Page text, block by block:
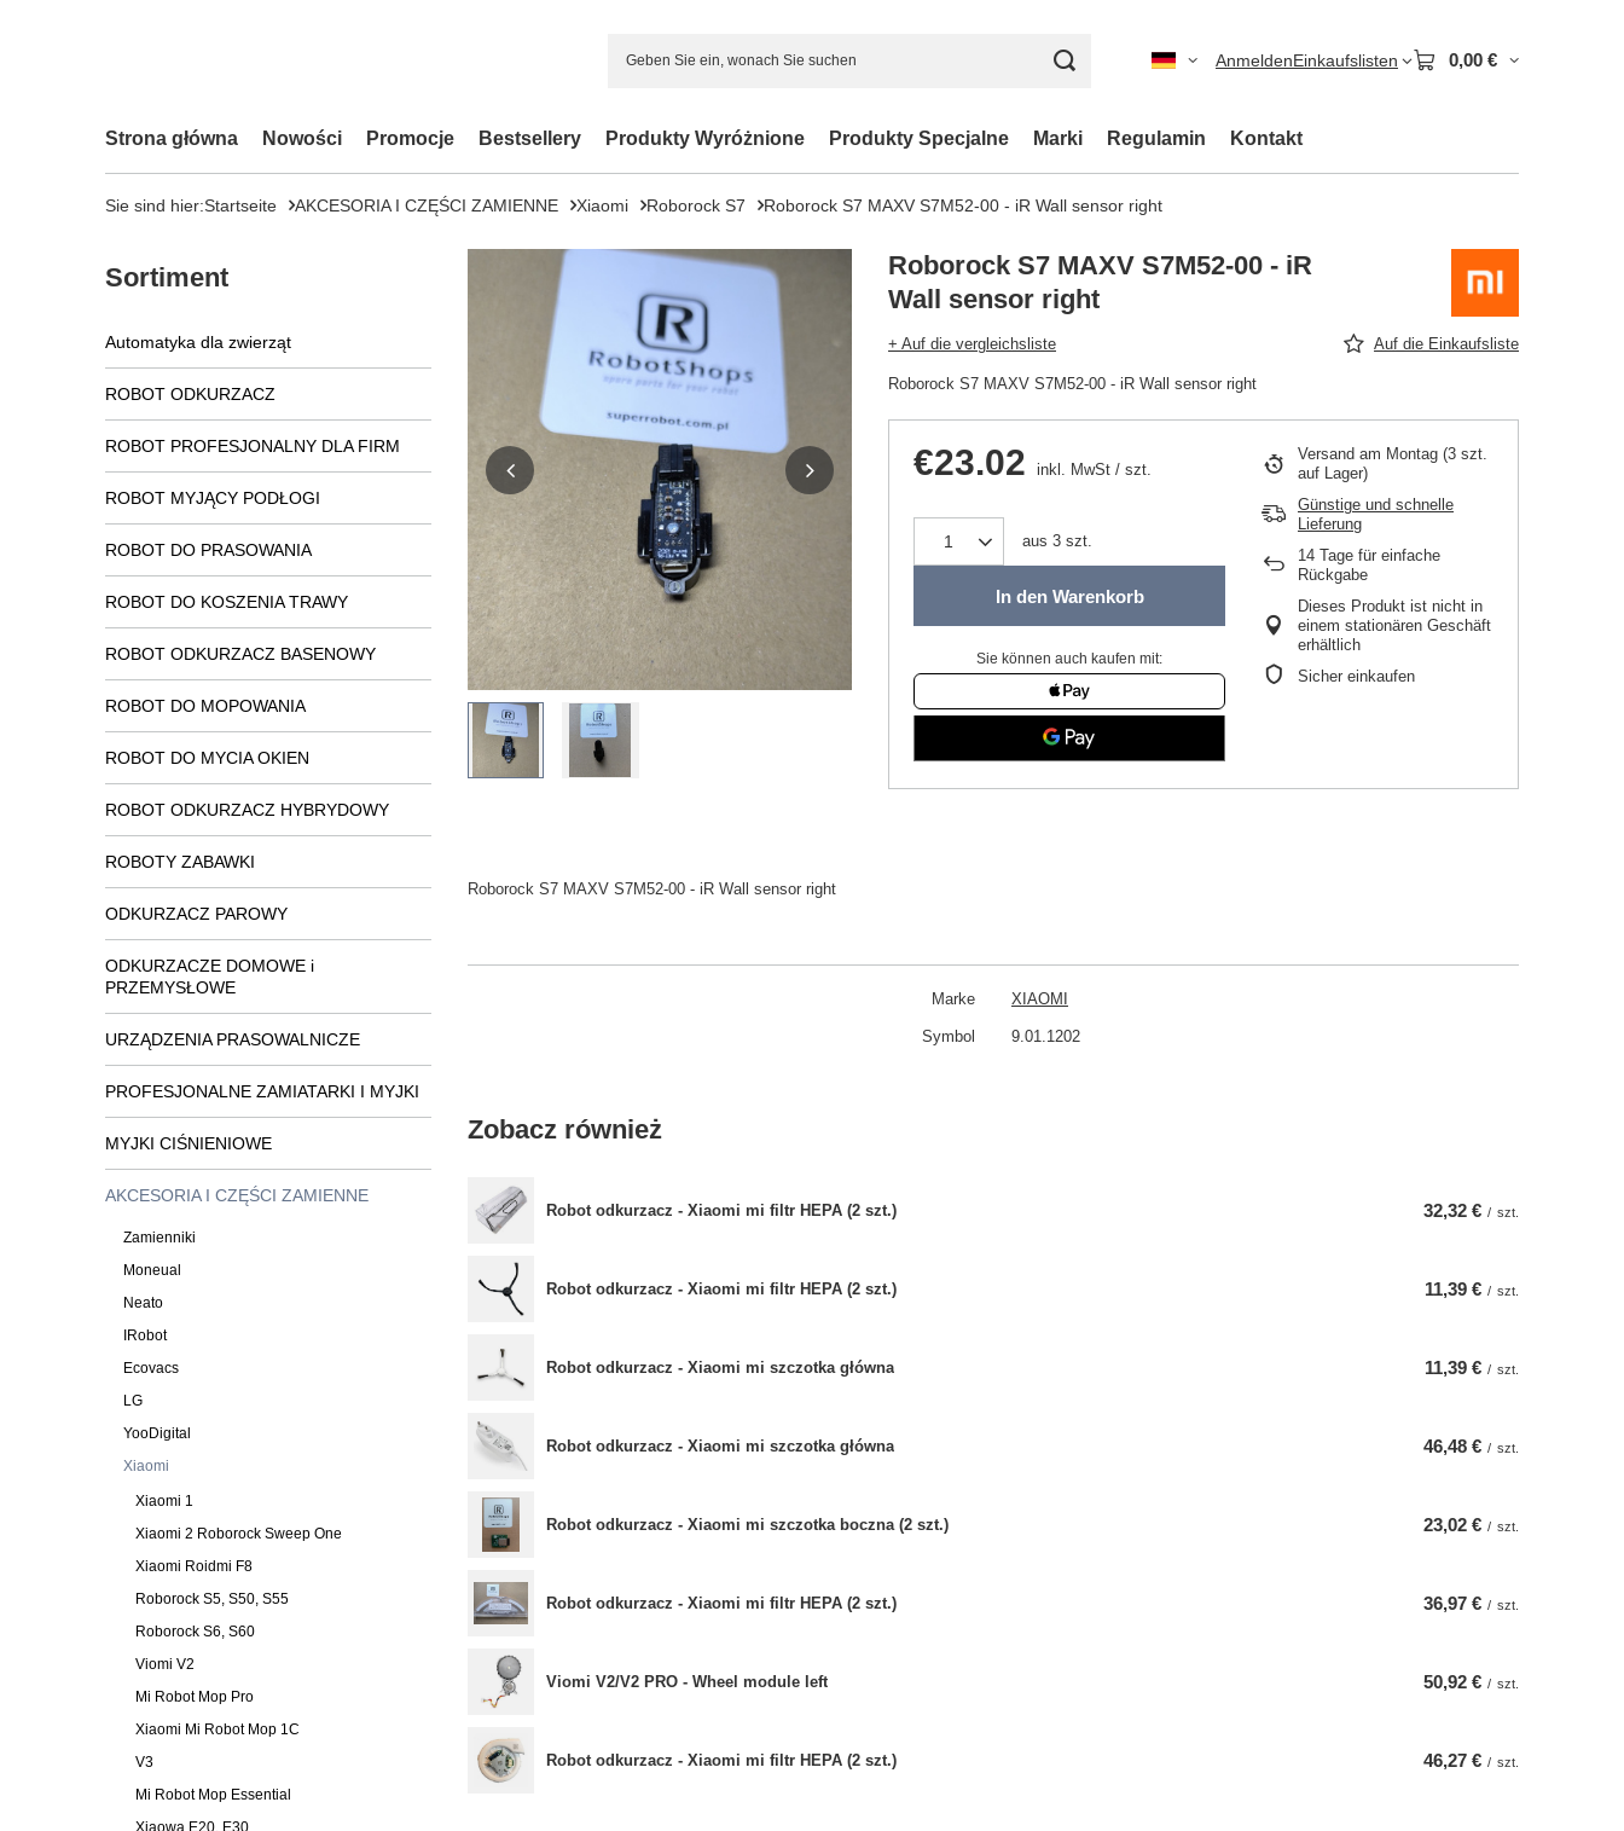
AnmeldenEinkaufslisten 0,00 €
Strona główna Nowości Promocje Bestsellery Produkty Wyróżnione Produkty Specjalne Marki Regulamin Kontakt
Sie sind hier:Startseite AKCESORIA I CZĘŚCI ZAMIENNE Xiaomi Roborock S7 Roborock S7 MAXV S7M52-00 - iR Wall sensor right
Sortiment
Automatyka dla zwierząt
ROBOT ODKURZACZ
ROBOT PROFESJONALNY DLA FIRM
ROBOT MYJĄCY PODŁOGI
ROBOT DO PRASOWANIA
ROBOT DO KOSZENIA TRAWY
ROBOT ODKURZACZ BASENOWY
ROBOT DO MOPOWANIA
ROBOT DO MYCIA OKIEN
ROBOT ODKURZACZ HYBRYDOWY
ROBOTY ZABAWKI
ODKURZACZ PAROWY
ODKURZACZE DOMOWE i
PRZEMYSŁOWE
URZĄDZENIA PRASOWALNICZE
PROFESJONALNE ZAMIATARKI I MYJKI
MYJKI CIŚNIENIOWE
AKCESORIA I CZĘŚCI ZAMIENNE
Zamienniki
Moneual
Neato
IRobot
Ecovacs
LG
YooDigital
Xiaomi
Xiaomi 1
Xiaomi 2 Roborock Sweep One
Xiaomi Roidmi F8
Roborock S5, S50, S55
Roborock S6, S60
Viomi V2
Mi Robot Mop Pro
Xiaomi Mi Robot Mop 1C
V3
Mi Robot Mop Essential
Xiaowa E20, E30
Roborock S7 MAXV S7M52-00 - iR
Wall sensor right
+ Auf die vergleichsliste Auf die Einkaufsliste
Roborock S7 MAXV S7M52-00 - iR Wall sensor right
€23.02 inkl. MwSt / szt.
aus 3 szt.
In den Warenkorb
Sie können auch kaufen mit:
Versand am Montag (3 szt.
auf Lager)
Günstige und schnelle
Lieferung
14 Tage für einfache
Rückgabe
Dieses Produkt ist nicht in
einem stationären Geschäft
erhältlich
Sicher einkaufen
Roborock S7 MAXV S7M52-00 - iR Wall sensor right
Marke XIAOMI
Symbol 9.01.1202
Zobacz również
Robot odkurzacz - Xiaomi mi filtr HEPA (2 szt.) 32,32 € / szt.
Robot odkurzacz - Xiaomi mi filtr HEPA (2 szt.) 11,39 € / szt.
Robot odkurzacz - Xiaomi mi szczotka główna 11,39 € / szt.
Robot odkurzacz - Xiaomi mi szczotka główna 46,48 € / szt.
Robot odkurzacz - Xiaomi mi szczotka boczna (2 szt.) 23,02 € / szt.
Robot odkurzacz - Xiaomi mi filtr HEPA (2 szt.) 36,97 € / szt.
Viomi V2/V2 PRO - Wheel module left 50,92 € / szt.
Robot odkurzacz - Xiaomi mi filtr HEPA (2 szt.) 46,27 € / szt.